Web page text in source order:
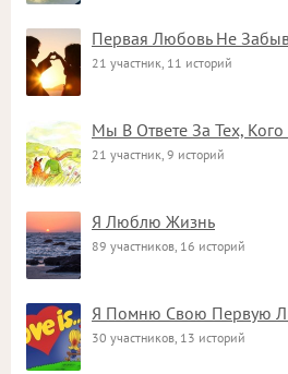
Первая Любовь Не
21 участник, 11 историй
Мы В Ответе За Тех,
21 участник, 9 историй
Я Люблю Жизнь
89 участников, 16 историй
Я Помню Свою Первую
30 участников, 13 историй